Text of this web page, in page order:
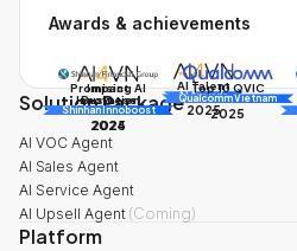
Awards & achievements
Promising AI
Business
AI Awards
2025
AI Talent
AI Awards
2025
Impact
Innovation
Shinhan Innoboost
2024
Top 10 QVIC
Qualcomm Vietnam
2025
Solution Package
AI VOC Agent
AI Sales Agent
AI Service Agent
AI Upsell Agent (Coming)
Platform